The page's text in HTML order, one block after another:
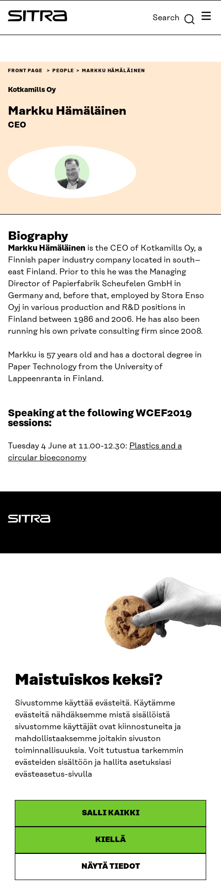
Maistuiskos keksi?
Sivustomme käyttää evästeitä. Käytämme
evästeitä nähdäksemme mistä sisällöistä
sivustomme käyttäjät ovat kiinnostuneita ja
mahdollistaaksemme joitakin sivuston
toiminnallisuuksia. Voit tutustua tarkemmin
evästeiden sisältöön ja hallita asetuksiasi
evästeasetus-sivulla
SALLI KAIKKI
KIELLÄ
NÄYTÄ TIEDOT
Skip to
content
Sitra Search Menu
FRONT PAGE PEOPLE MARKKU HÄMÄLÄINEN
Kotkamills Oy
Markku Hämäläinen
CEO
Biography
Markku Hämäläinen is the CEO of Kotkamills Oy, a
Finnish paper industry company located in south–
east Finland. Prior to this he was the Managing
Director of Papierfabrik Scheufelen GmbH in
Germany and, before that, employed by Stora Enso
Oyj in various production and R&D positions in
Finland between 1986 and 2006. He has also been
running his own private consulting firm since 2008.
Markku is 57 years old and has a doctoral degree in
Paper Technology from the University of
Lappeenranta in Finland.
Speaking at the following WCEF2019
sessions:
Tuesday 4 June at 11.00-12.30: Plastics and a
circular bioeconomy
Sitra
firstname.lastname@sitra.fi
SITRA ON SOCIAL MEDIA
LinkedIn
Instagram
Accessibility statement